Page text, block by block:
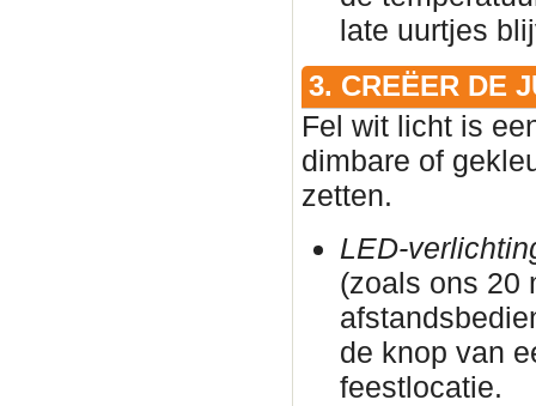
late uurtjes
3. CREËER DE
Fel wit licht is
dimbare of
zetten.
LED-
(zoals ons 20
de knop van
feestlocatie.